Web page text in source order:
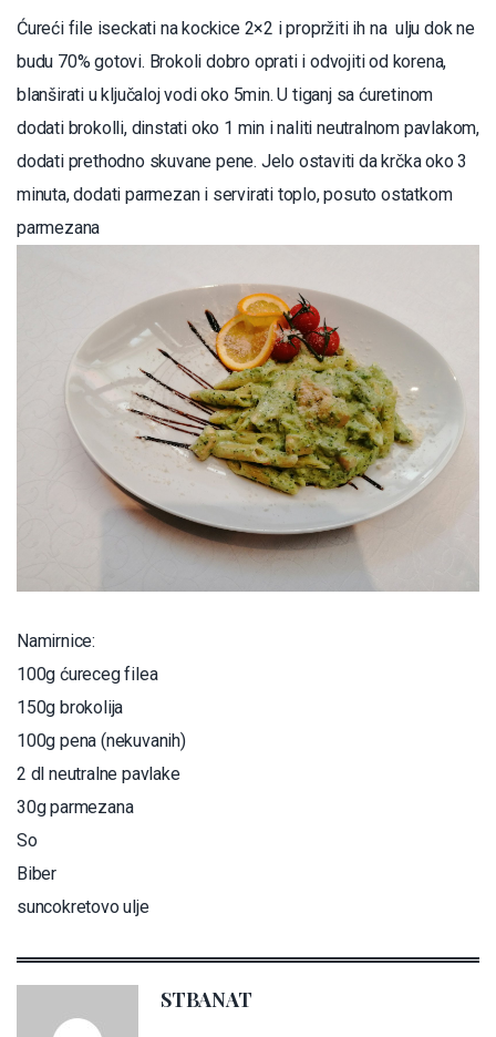
Ćureći file iseckati na kockice 2×2 i propržiti ih na ulju dok ne
budu 70% gotovi. Brokoli dobro oprati i odvojiti od korena,
blanširati u ključaloj vodi oko 5min. U tiganj sa ćuretinom
dodati brokolli, dinstati oko 1 min i naliti neutralnom pavlakom,
dodati prethodno skuvane pene. Jelo ostaviti da krčka oko 3
minuta, dodati parmezan i servirati toplo, posuto ostatkom
parmezana
Namirnice:
100g ćureceg filea
150g brokolija
100g pena (nekuvanih)
2 dl neutralne pavlake
30g parmezana
So
Biber
suncokretovo ulje
STBANAT